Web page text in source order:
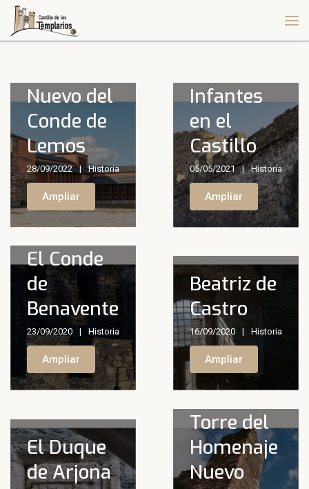
Nuevo del
Conde de
Lemos
28/09/2022 Historia
Ampliar
Infantes
en el
Castillo
05/05/2021 Historia
Ampliar
El Conde
de
Benavente
23/09/2020 Historia
Ampliar
Beatriz de
Castro
16/09/2020 Historia
Ampliar
El Duque
de Arjona
Torre del
Homenaje
Nuevo